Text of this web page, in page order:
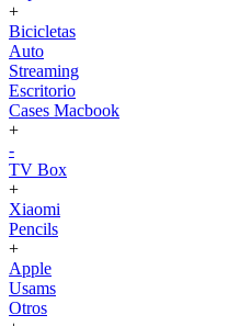
+
Bicicletas
Auto
Streaming
Escritorio
Cases Macbook
+
-
TV Box
+
Xiaomi
Pencils
+
Apple
Usams
Otros